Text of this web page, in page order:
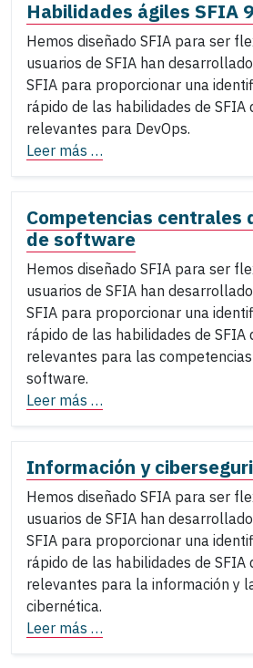
Habilidades ágiles SFIA 9
Hemos diseñado SFIA para ser
usuarios de SFIA han
SFIA para proporcionar una
rápido de las habilidades de SFIA
relevantes para DevOps.
Leer más …
Competencias centrales
de software
Hemos diseñado SFIA para ser
usuarios de SFIA han
SFIA para proporcionar una
rápido de las habilidades de SFIA
relevantes para las
software.
Leer más …
Información y
Hemos diseñado SFIA para ser
usuarios de SFIA han
SFIA para proporcionar una
rápido de las habilidades de SFIA
relevantes para la información y
cibernética.
Leer más …